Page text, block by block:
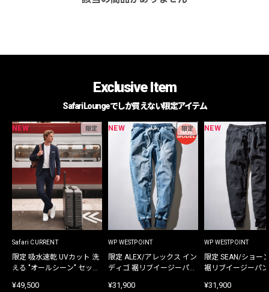
Exclusive Item
Safari Loungeでしか買えない限定アイテム
NEW 限定
Safari CURRENT
限定 吸水速乾 UVカット 洗
える "オールシーン" セット
¥49,500
NEW 限定
WP WESTPOINT
限定 ALEX/アレックス イン
ディゴ 裾リブイージーパン
¥31,900
NEW
WP WESTPOINT
限定 SEAN/ショー
裾リブイージーパ
¥31,900